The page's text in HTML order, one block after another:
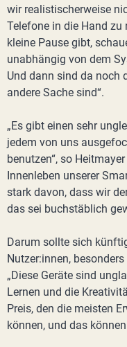
wir realistischerweise
Telefone in die Hand zu
kleine Pause gibt,
unabhängig von dem
Und dann sind da noch
andere Sache sind“.
„Es gibt einen sehr
jedem von uns
benutzen“, so
Innenleben unserer
stark davon, dass wir
das sei buchstäblich
Darum sollte sich
Nutzer:innen,
„Diese Geräte sind
Lernen und die
Preis, den die meisten
können, und das